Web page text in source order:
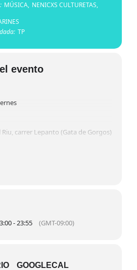
MÚSICA, NENICXS CULTURETAS,
TP
evento
carrer Lepanto (Gata de Gorgos)
- 23:55 (GMT-09:00)
GOOGLECAL